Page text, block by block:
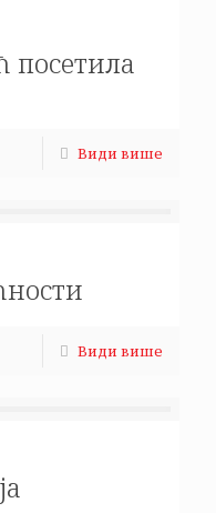
посетила
Види више
Види више